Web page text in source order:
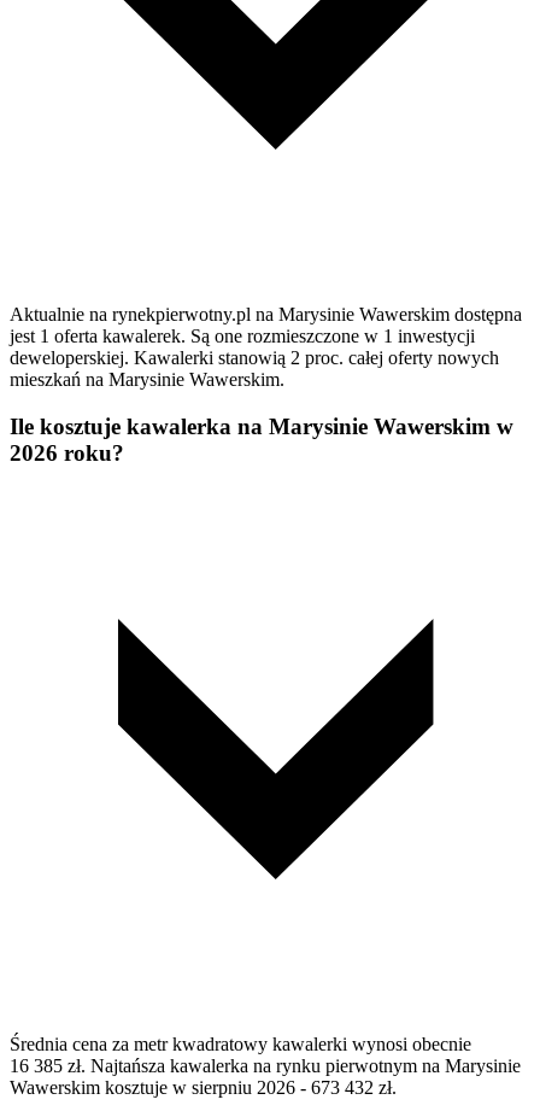
Aktualnie na rynekpierwotny.pl na Marysinie Wawerskim dostępna
jest 1 oferta kawalerek. Są one rozmieszczone w 1 inwestycji
deweloperskiej. Kawalerki stanowią 2 proc. całej oferty nowych
mieszkań na Marysinie Wawerskim.
Ile kosztuje kawalerka na Marysinie Wawerskim w
2026 roku?
Średnia cena za metr kwadratowy kawalerki wynosi obecnie
16 385 zł. Najtańsza kawalerka na rynku pierwotnym na Marysinie
Wawerskim kosztuje w sierpniu 2026 - 673 432 zł.